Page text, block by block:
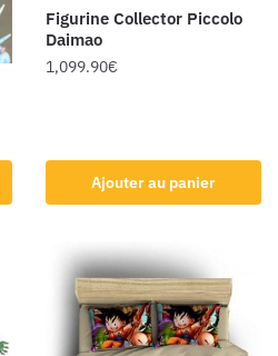
Figurine Collector Piccolo
Daimao
1,099.90€
Ajouter au panier